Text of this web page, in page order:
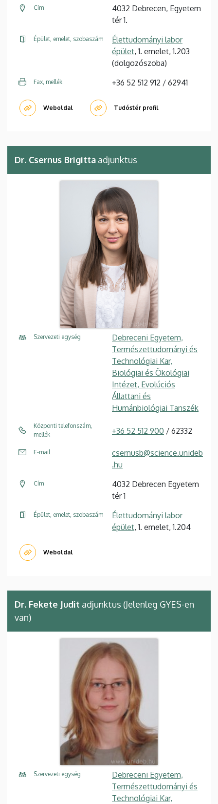
Cím
4032 Debrecen, Egyetem
tér 1.
Épület, emelet, szobaszám
Élettudományi labor
épület, 1. emelet, 1.203
(dolgozószoba)
Fax, mellék +36 52 512 912 / 62941
Weboldal Tudóstér profil
Dr. Csernus Brigitta adjunktus
Szervezeti egység
Debreceni Egyetem,
Természettudományi és
Technológiai Kar,
Biológiai és Ökológiai
Intézet, Evolúciós
Állattani és
Humánbiológiai Tanszék
Központi telefonszám,
mellék
+36 52 512 900 / 62332
E-mail
csernusb@science.unideb
.hu
Cím
4032 Debrecen Egyetem
tér 1
Épület, emelet, szobaszám
Élettudományi labor
épület, 1. emelet, 1.204
Weboldal
Dr. Fekete Judit adjunktus (Jelenleg GYES-en
van)
Szervezeti egység
Debreceni Egyetem,
Természettudományi és
Technológiai Kar,